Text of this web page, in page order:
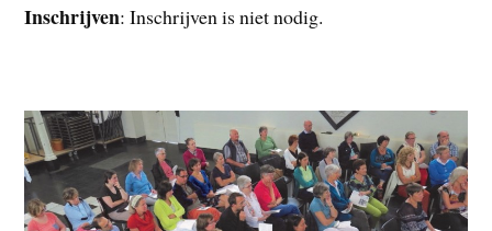
Inschrijven: Inschrijven is niet nodig.